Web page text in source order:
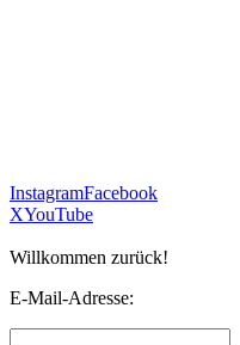
InstagramFacebook
XYouTube
Willkommen zurück!
E-Mail-Adresse: